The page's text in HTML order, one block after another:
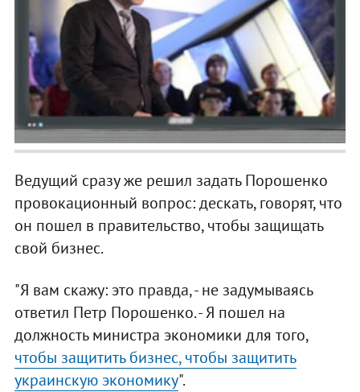
Ведущий сразу же решил задать Порошенко
провокационный вопрос: дескать, говорят, что
он пошел в правительство, чтобы защищать
свой бизнес.
"Я вам скажу: это правда, - не задумываясь
ответил Петр Порошенко. - Я пошел на
должность министра экономики для того,
чтобы защитить бизнес, чтобы защитить
украинскую экономику".